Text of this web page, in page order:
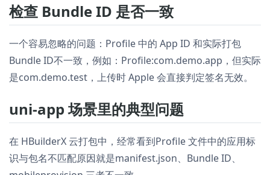
检查 Bundle ID 是否一致
一个容易忽略的问题：Profile 中的 App ID 和实际打包
Bundle ID不一致，例如：Profile:com.demo.app，但实际
是com.demo.test，上传时 Apple 会直接判定签名无效。
uni-app 场景里的典型问题
在 HBuilderX 云打包中，经常看到Profile 文件中的应用标
识与包名不匹配原因就是manifest.json、Bundle ID、